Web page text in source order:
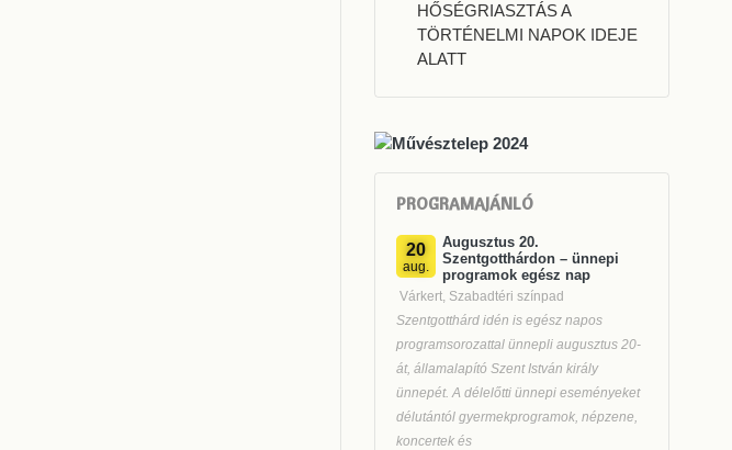
HŐSÉGRIASZTÁS A
TÖRTÉNELMI NAPOK IDEJE
ALATT
PROGRAMAJÁNLÓ
20
aug.
Augusztus 20.
Szentgotthárdon – ünnepi
programok egész nap
Várkert, Szabadtéri színpad
Szentgotthárd idén is egész napos
programsorozattal ünnepli augusztus 20-
át, államalapító Szent István király
ünnepét. A délelőtti ünnepi eseményeket
délutántól gyermekprogramok, népzene,
koncertek és